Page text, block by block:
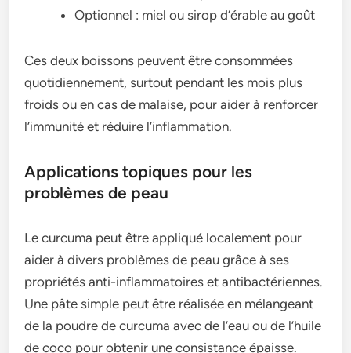
Optionnel : miel ou sirop d’érable au goût
Ces deux boissons peuvent être consommées
quotidiennement, surtout pendant les mois plus
froids ou en cas de malaise, pour aider à renforcer
l’immunité et réduire l’inflammation.
Applications topiques pour les
problèmes de peau
Le curcuma peut être appliqué localement pour
aider à divers problèmes de peau grâce à ses
propriétés anti-inflammatoires et antibactériennes.
Une pâte simple peut être réalisée en mélangeant
de la poudre de curcuma avec de l’eau ou de l’huile
de coco pour obtenir une consistance épaisse.